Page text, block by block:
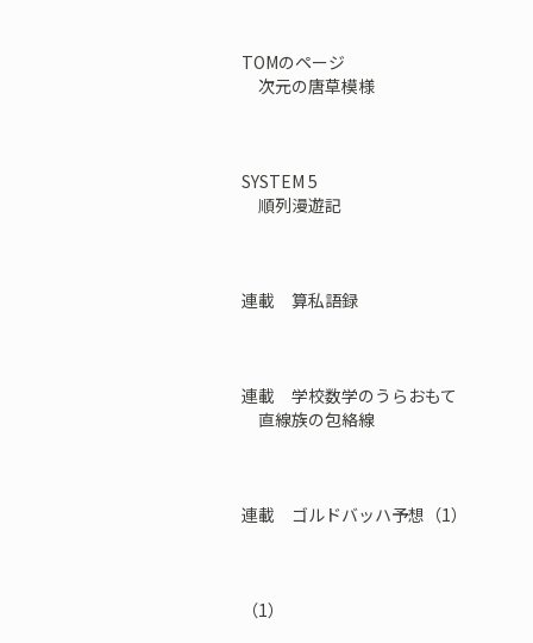
TOMのページ
次元の唐草模様
SYSTEM 5
順列漫遊記
連載 算私語録
連載 学校数学のうらおもて
直線族の包絡線
連載 ゴルドバッハ予想（1）
（1）